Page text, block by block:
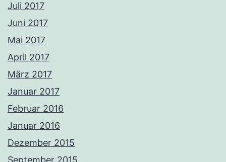
Juli 2017
Juni 2017
Mai 2017
April 2017
März 2017
Januar 2017
Februar 2016
Januar 2016
Dezember 2015
September 2015